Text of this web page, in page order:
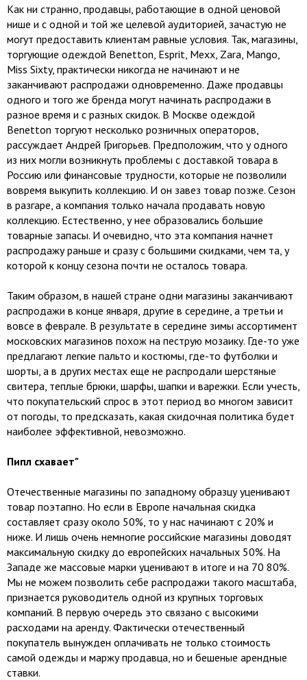
Как ни странно, продавцы, работающие в одной ценовой
нише и с одной и той же целевой аудиторией, зачастую не
могут предоставить клиентам равные условия. Так, магазины,
торгующие одеждой Benetton, Esprit, Мехх, Zara, Mango,
Miss Sixty, практически никогда не начинают и не
заканчивают распродажи одновременно. Даже продавцы
одного и того же бренда могут начинать распродажи в
разное время и с разных скидок. В Москве одеждой
Benetton торгуют несколько розничных операторов,
рассуждает Андрей Григорьев. Предположим, что у одного
из них могли возникнуть проблемы с доставкой товара в
Россию или финансовые трудности, которые не позволили
вовремя выкупить коллекцию. И он завез товар позже. Сезон
в разгаре, а компания только начала продавать новую
коллекцию. Естественно, у нее образовались большие
товарные запасы. И очевидно, что эта компания начнет
распродажу раньше и сразу с большими скидками, чем та, у
которой к концу сезона почти не осталось товара.
Таким образом, в нашей стране одни магазины заканчивают
распродажи в конце января, другие в середине, а третьи и
вовсе в феврале. В результате в середине зимы ассортимент
московских магазинов похож на пеструю мозаику. Где-то уже
предлагают легкие пальто и костюмы, где-то футболки и
шорты, а в других местах еще не распродали шерстяные
свитера, теплые брюки, шарфы, шапки и варежки. Если учесть,
что покупательский спрос в этот период во многом зависит
от погоды, то предсказать, какая скидочная политика будет
наиболее эффективной, невозможно.
Пипл схавает"
Отечественные магазины по западному образцу уценивают
товар поэтапно. Но если в Европе начальная скидка
составляет сразу около 50%, то у нас начинают с 20% и
ниже. И лишь очень немногие российские магазины доводят
максимальную скидку до европейских начальных 50%. На
Западе же массовые марки уценивают в итоге и на 70 80%.
Мы не можем позволить себе распродажи такого масштаба,
признается руководитель одной из крупных торговых
компаний. В первую очередь это связано с высокими
расходами на аренду. Фактически отечественный
покупатель вынужден оплачивать не только стоимость
самой одежды и маржу продавца, но и бешеные арендные
ставки.